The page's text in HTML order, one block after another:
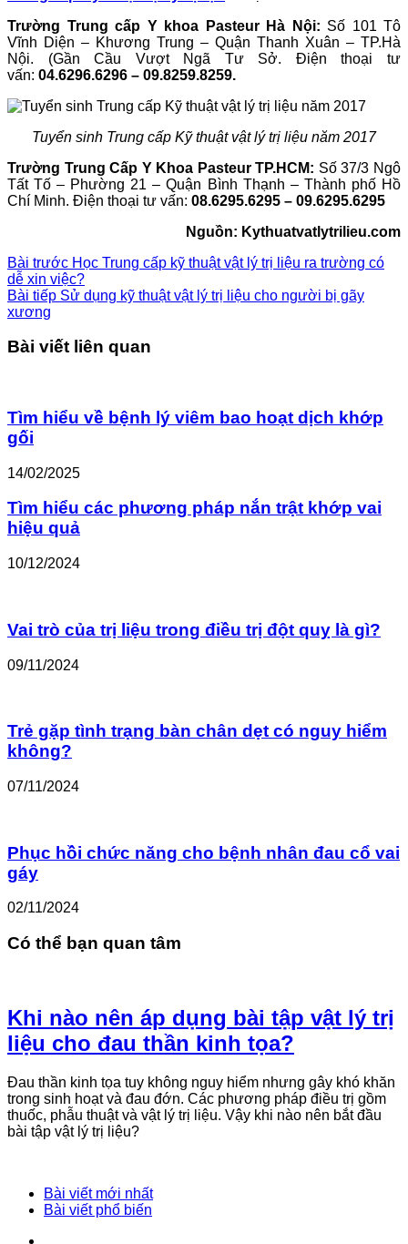
Trường Trung cấp Y khoa Pasteur Hà Nội: Số 101 Tô
Vĩnh Diện – Khương Trung – Quận Thanh Xuân – TP.Hà
Nội. (Gần Cầu Vượt Ngã Tư Sở. Điện thoại tư
vấn: 04.6296.6296 – 09.8259.8259.
Tuyển sinh Trung cấp Kỹ thuật vật lý trị liệu năm 2017
Trường Trung Cấp Y Khoa Pasteur TP.HCM: Số 37/3 Ngô
Tất Tố – Phường 21 – Quận Bình Thạnh – Thành phố Hồ
Chí Minh. Điện thoại tư vấn: 08.6295.6295 – 09.6295.6295
Nguồn: Kythuatvatlytrilieu.com
Bài trước Học Trung cấp kỹ thuật vật lý trị liệu ra trường có
dễ xin việc?
Bài tiếp Sử dụng kỹ thuật vật lý trị liệu cho người bị gãy
xương
Bài viết liên quan
Tìm hiểu về bệnh lý viêm bao hoạt dịch khớp
gối
14/02/2025
Tìm hiểu các phương pháp nắn trật khớp vai
hiệu quả
10/12/2024
Vai trò của trị liệu trong điều trị đột quỵ là gì?
09/11/2024
Trẻ gặp tình trạng bàn chân dẹt có nguy hiểm
không?
07/11/2024
Phục hồi chức năng cho bệnh nhân đau cổ vai
gáy
02/11/2024
Có thể bạn quan tâm
Khi nào nên áp dụng bài tập vật lý trị
liệu cho đau thần kinh tọa?
Đau thần kinh tọa tuy không nguy hiểm nhưng gây khó khăn
trong sinh hoạt và đau đớn. Các phương pháp điều trị gồm
thuốc, phẫu thuật và vật lý trị liệu. Vậy khi nào nên bắt đầu
bài tập vật lý trị liệu?
Bài viết mới nhất
Bài viết phổ biến